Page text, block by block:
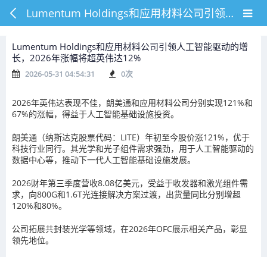
Lumentum Holdings和应用材料公司引领人工智能驱动的增长，2026年涨幅将超英伟达12%
Lumentum Holdings和应用材料公司引领人工智能驱动的增
长，2026年涨幅将超英伟达12%
2026-05-31 04:54:31 0次
2026年英伟达表现不佳，朗美通和应用材料公司分别实现121%和
67%的涨幅，得益于人工智能基础设施投资。
朗美通（纳斯达克股票代码：LITE）年初至今股价涨121%，优于
科技行业同行。其光学和光子组件需求强劲，用于人工智能驱动的
数据中心等，推动下一代人工智能基础设施发展。
2026财年第三季度营收8.08亿美元，受益于收发器和激光组件需
求，向800G和1.6T光连接解决方案过渡，出货量同比分别增超
120%和80%。
公司拓展共封装光学等领域，在2026年OFC展示相关产品，彰显
领先地位。